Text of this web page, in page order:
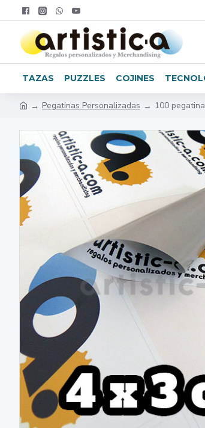
TAZAS PUZZLES COJINES
Pegatinas Personalizadas 100